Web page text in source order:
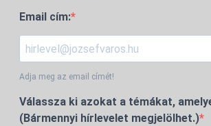
Email cím:
Adja meg az email címét!
Válassza ki azokat a témákat,
(Bármennyi hírlevelet megjelölhet.)